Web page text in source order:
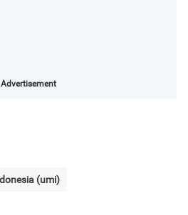
Advertisement
(umi)